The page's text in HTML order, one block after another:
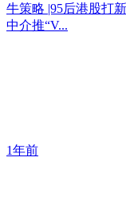
牛策略 |95后港股打
中介推“V...
1年前